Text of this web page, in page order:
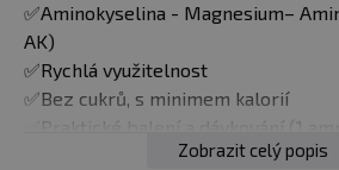
✅Aminokyselina - Magnesium–
AK)
✅Rychlá využitelnost
✅Bez cukrů, s minimem kalorií
✅Praktické balení a dávkování (1
✅Výborná chuť s koncentrátem
Zobrazit celý popis